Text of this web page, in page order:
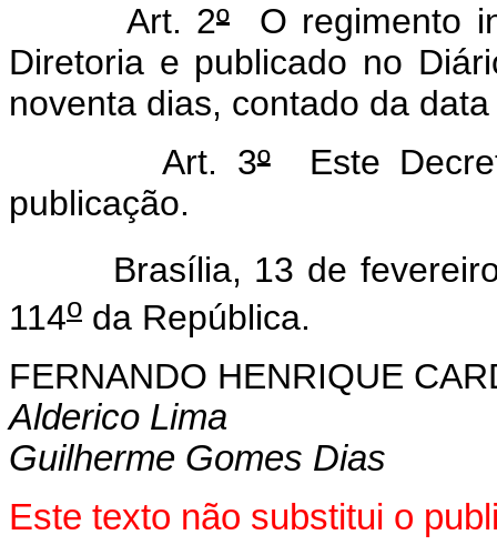
Art. 2º O regimento
Diretoria e publicado no
noventa dias, contado da
Art. 3ºEste
publicação.
Brasília, 13 de fevereiro
114o da República.
FERNANDO HENRIQUE
Alderico Lima
Guilherme Gomes Dias
Este texto não substitui o